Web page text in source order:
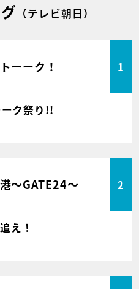
（テレビ朝日）
ーーク！ 1
ク祭り!!
～GATE24～ 2
え！